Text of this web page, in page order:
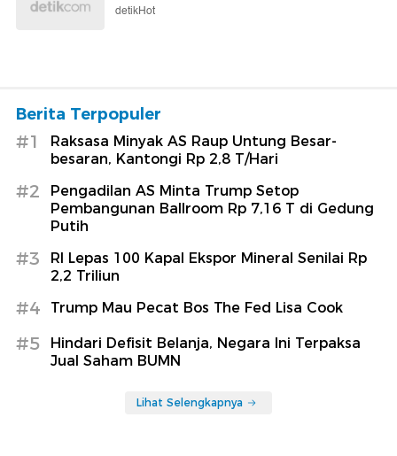
detikHot
Berita Terpopuler
#1
Raksasa Minyak AS Raup Untung Besar-
besaran, Kantongi Rp 2,8 T/Hari
#2
Pengadilan AS Minta Trump Setop
Pembangunan Ballroom Rp 7,16 T di Gedung
Putih
#3
RI Lepas 100 Kapal Ekspor Mineral Senilai Rp
2,2 Triliun
#4 Trump Mau Pecat Bos The Fed Lisa Cook
#5
Hindari Defisit Belanja, Negara Ini Terpaksa
Jual Saham BUMN
Lihat Selengkapnya